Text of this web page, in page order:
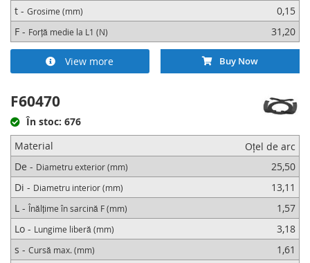
t - Grosime (mm)
0,15
F - Forță medie la L1 (N) 31,20
View more Buy Now
F60470
În stoc: 676
Material
Oțel de arc
De - Diametru exterior (mm)
25,50
Di - Diametru interior (mm)
13,11
L - Înălțime în sarcină F (mm)
1,57
Lo - Lungime liberă (mm)
3,18
s - Cursă max. (mm)
1,61